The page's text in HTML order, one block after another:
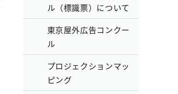
ル（標識票）について
東京屋外広告コンクー
ル
プロジェクションマッ
ピング